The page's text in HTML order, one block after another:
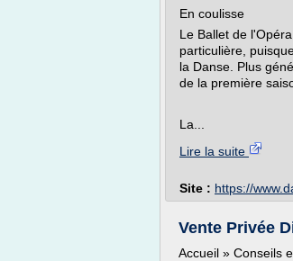
En coulisse
Le Ballet de
particulière,
la Danse. Plus
de la première
La...
Lire la suite
Site : https://
Vente Privée
Accueil » Conseils